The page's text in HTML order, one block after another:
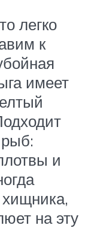
легко
к
имеет
и
хищника,
на эту